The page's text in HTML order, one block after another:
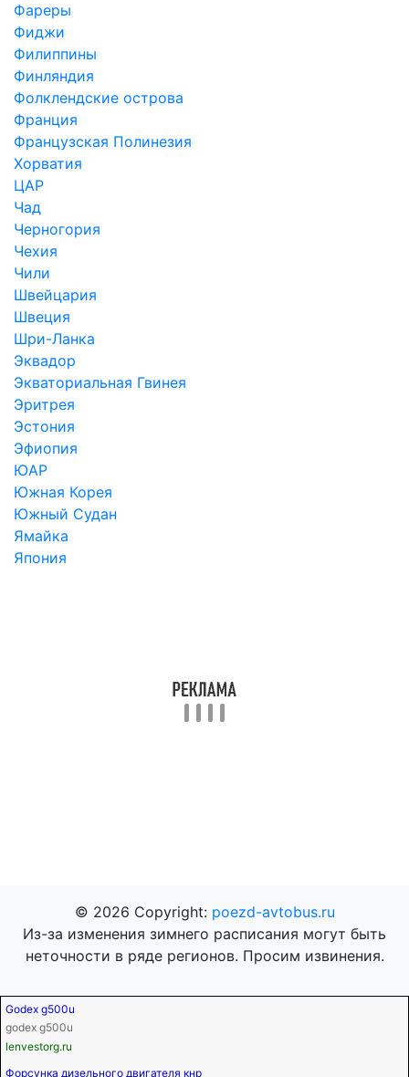
Фареры
Фиджи
Филиппины
Финляндия
Фолклендские острова
Франция
Французская Полинезия
Хорватия
ЦАР
Чад
Черногория
Чехия
Чили
Швейцария
Швеция
Шри-Ланка
Эквадор
Экваториальная Гвинея
Эритрея
Эстония
Эфиопия
ЮАР
Южная Корея
Южный Судан
Ямайка
Япония
© 2026 Copyright: poezd-avtobus.ru
Из-за изменения зимнего расписания могут быть
неточности в ряде регионов. Просим извинения.
Godex g500u
godex g500u
lenvestorg.ru
Форсунка дизельного двигателя кнр